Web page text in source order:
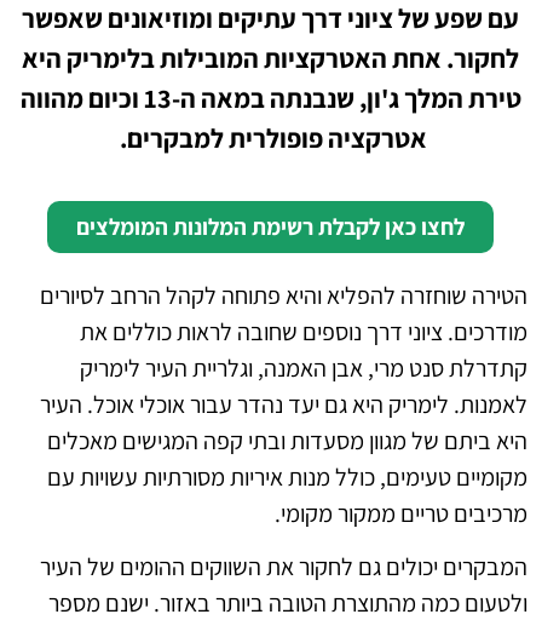
עם שפע של ציוני דרך עתיקים ומוזיאונים שאפשר
לחקור. אחת האטרקציות המובילות בלימריק היא
טירת המלך ג'ון, שנבנתה במאה ה-13 וכיום מהווה
אטרקציה פופולרית למבקרים.
לחצו כאן לקבלת רשימת המלונות המומלצים
הטירה שוחזרה להפליא והיא פתוחה לקהל הרחב לסיורים
מודרכים. ציוני דרך נוספים שחובה לראות כוללים את
קתדרלת סנט מרי, אבן האמנה, וגלריית העיר לימריק
לאמנות. לימריק היא גם יעד נהדר עבור אוכלי אוכל. העיר
היא ביתם של מגוון מסעדות ובתי קפה המגישים מאכלים
מקומיים טעימים, כולל מנות איריות מסורתיות עשויות עם
מרכיבים טריים ממקור מקומי.
המבקרים יכולים גם לחקור את השווקים ההומים של העיר
ולטעום כמה מהתוצרת הטובה ביותר באזור. ישנם מספר